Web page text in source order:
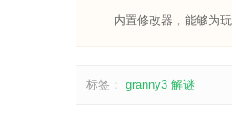
内置修改器，能够为玩
标签： granny3 解谜